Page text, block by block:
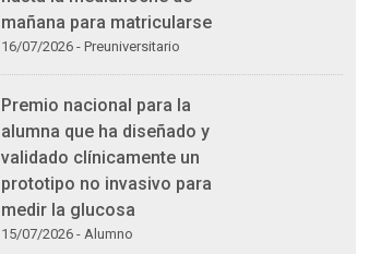
mañana para matricularse
16/07/2026 - Preuniversitario
Premio nacional para la
alumna que ha diseñado y
validado clínicamente un
prototipo no invasivo para
medir la glucosa
15/07/2026 - Alumno